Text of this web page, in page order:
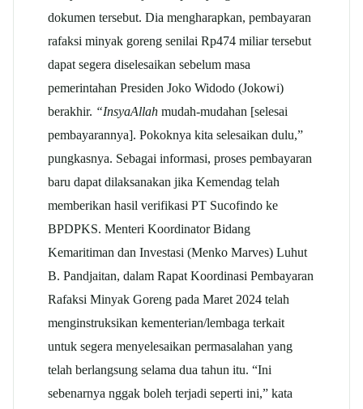
dokumen tersebut. Dia mengharapkan, pembayaran
rafaksi minyak goreng senilai Rp474 miliar tersebut
dapat segera diselesaikan sebelum masa
pemerintahan Presiden Joko Widodo (Jokowi)
berakhir. “InsyaAllah mudah-mudahan [selesai
pembayarannya]. Pokoknya kita selesaikan dulu,”
pungkasnya. Sebagai informasi, proses pembayaran
baru dapat dilaksanakan jika Kemendag telah
memberikan hasil verifikasi PT Sucofindo ke
BPDPKS. Menteri Koordinator Bidang
Kemaritiman dan Investasi (Menko Marves) Luhut
B. Pandjaitan, dalam Rapat Koordinasi Pembayaran
Rafaksi Minyak Goreng pada Maret 2024 telah
menginstruksikan kementerian/lembaga terkait
untuk segera menyelesaikan permasalahan yang
telah berlangsung selama dua tahun itu. “Ini
sebenarnya nggak boleh terjadi seperti ini,” kata